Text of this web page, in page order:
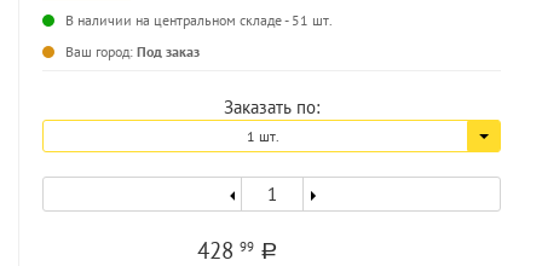
В наличии на центральном складе - 51 шт.
Ваш город: Под заказ
Заказать по:
1 шт.
42899 a